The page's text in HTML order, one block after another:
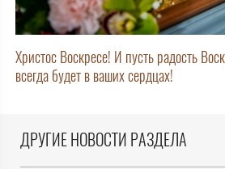
Христос Воскресе! И пусть радость
всегда будет в ваших сердцах!
ДРУГИЕ НОВОСТИ РАЗДЕЛА